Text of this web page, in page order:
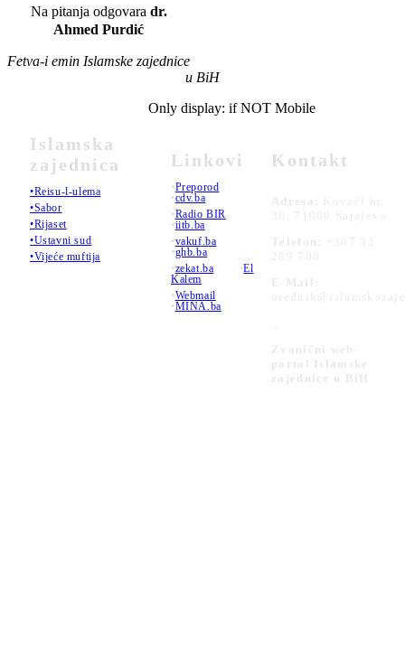
Na pitanja odgovara dr.
Ahmed Purdić
Fetva-i emin Islamske zajednice
u BiH
Islamska
zajednica
•Reisu-l-ulema
•Sabor
•Rijaset
•Ustavni sud
•Vijeće muftija
Only display: if NOT Mobile
Linkovi
•Preporod
•cdv.ba
•Radio BIR
•iitb.ba
•vakuf.ba
•ghb.ba
•zekat.ba •El
Kalem
•Webmail
•MINA.ba
Kontakt
Adresa:
Kovači br.
36, 71000 Sarajevo
Telefon:
+387 33
289 700
E-Mail:
Zvanični web-
portal Islamske
zajednice u BiH